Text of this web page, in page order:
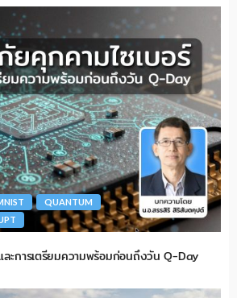
QUANTUM
ละการเตรียมความพร้อมก่อนถึงวัน Q-Day